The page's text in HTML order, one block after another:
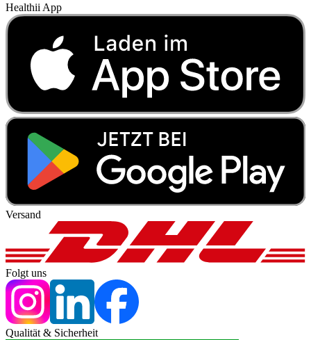
Healthii App
Versand
Folgt uns
Qualität & Sicherheit